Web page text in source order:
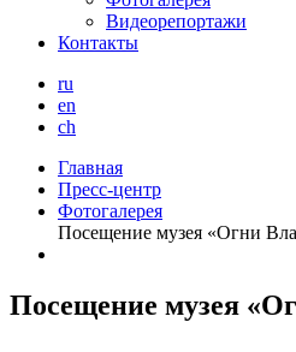
Видеорепортажи
Контакты
ru
en
ch
Главная
Пресс-центр
Фотогалерея
Посещение музея «Огни
Посещение музея